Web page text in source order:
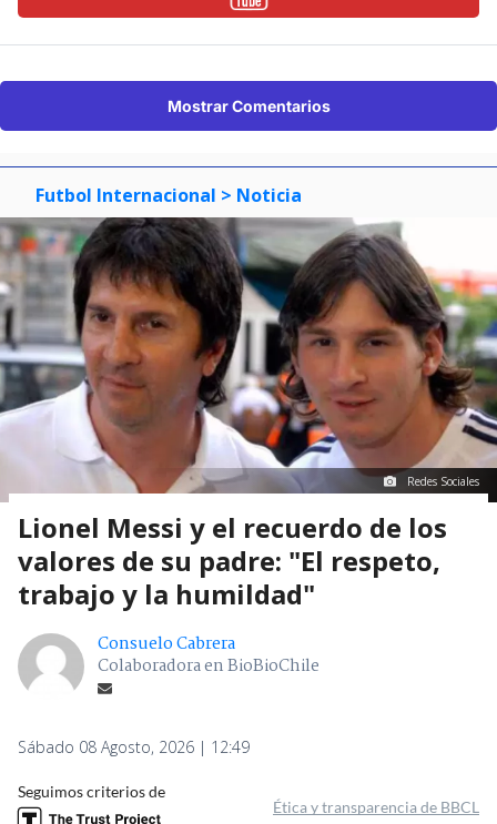
Mostrar Comentarios
Futbol Internacional > Noticia
Redes Sociales
Lionel Messi y el recuerdo de los
valores de su padre: "El respeto,
trabajo y la humildad"
Consuelo Cabrera
Colaboradora en BioBioChile
Sábado 08 Agosto, 2026 | 12:49
Seguimos criterios de
Ética y transparencia de BBCL